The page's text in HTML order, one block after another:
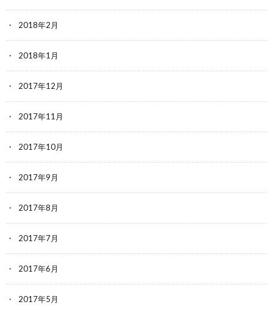
2018年2月
2018年1月
2017年12月
2017年11月
2017年10月
2017年9月
2017年8月
2017年7月
2017年6月
2017年5月